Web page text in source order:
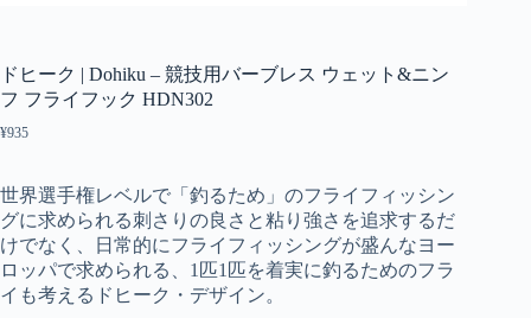
ドヒーク | Dohiku – 競技用バーブレス ウェット&ニン
フ フライフック HDN302
¥935
世界選手権レベルで「釣るため」のフライフィッシン
グに求められる刺さりの良さと粘り強さを追求するだ
けでなく、日常的にフライフィッシングが盛んなヨー
ロッパで求められる、1匹1匹を着実に釣るためのフラ
イも考えるドヒーク・デザイン。